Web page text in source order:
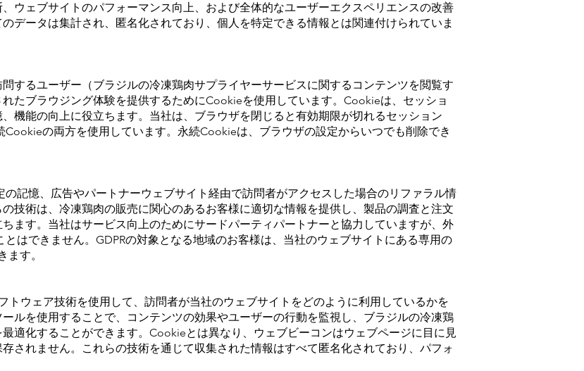
ウェブサイトのパフォーマンス向上、および全体的なユーザーエクスペリエンスの改善
データは集計され、匿名化されており、個人を特定できる情報とは関連付けられていま
するユーザー（ブラジルの冷凍鶏肉サプライヤーサービスに関するコンテンツを閲覧す
たブラウジング体験を提供するためにCookieを使用しています。Cookieは、セッショ
機能の向上に役立ちます。当社は、ブラウザを閉じると有効期限が切れるセッション
の両方を使用しています。永続Cookieは、ブラウザの設定からいつでも削除でき
記憶、広告やパートナーウェブサイト経由で訪問者がアクセスした場合のリファラル情
技術は、冷凍鶏肉の販売に関心のあるお客様に適切な情報を提供し、製品の調査と注文
ます。当社はサービス向上のためにサードパーティパートナーと協力していますが、外
はできません。GDPRの対象となる地域のお客様は、当社のウェブサイトにある専用の
す。
トウェア技術を使用して、訪問者が当社のウェブサイトをどのように利用しているかを
ルを使用することで、コンテンツの効果やユーザーの行動を監視し、ブラジルの冷凍鶏
適化することができます。Cookieとは異なり、ウェブビーコンはウェブページに目に見
されません。これらの技術を通じて収集された情報はすべて匿名化されており、パフォ